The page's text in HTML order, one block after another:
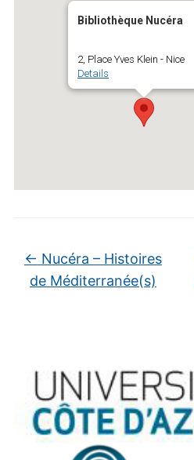
Bibliothèque Nucéra
2, Place Yves Klein - Nice
Details
← Nucéra – Histoires
de Méditerranée(s)